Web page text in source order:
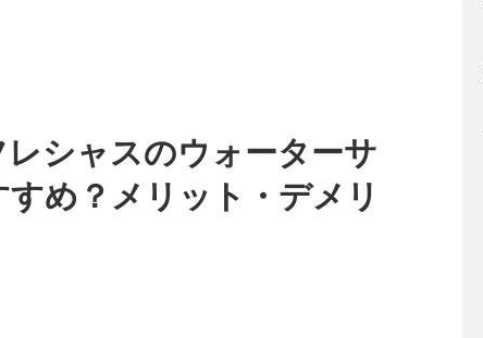
レシャスのウォーターサ
め？メリット・デメリ